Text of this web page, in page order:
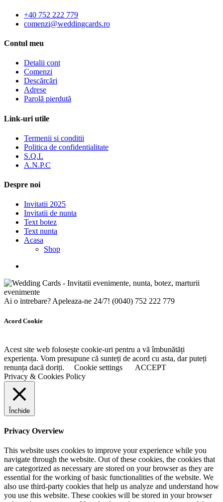
+40 752 222 779
comenzi@weddingcards.ro
Contul meu
Detalii cont
Comenzi
Descărcări
Adrese
Parolă pierdută
Link-uri utile
Termenii si conditii
Politica de confidentialitate
S.Q.L
A.N.P.C
Despre noi
Invitatii 2025
Invitatii de nunta
Text botez
Text nunta
Acasa
Shop
Ai o intrebare? Apeleaza-ne 24/7! (0040) 752 222 779
Acord Cookie
Acest site web folosește cookie-uri pentru a vă îmbunătăți
experiența. Vom presupune că sunteți de acord cu asta, dar puteți
renunța dacă doriți.
Cookie settings
ACCEPT
Privacy & Cookies Policy
Închide
Privacy Overview
This website uses cookies to improve your experience while you
navigate through the website. Out of these cookies, the cookies that
are categorized as necessary are stored on your browser as they are
essential for the working of basic functionalities of the website. We
also use third-party cookies that help us analyze and understand how
you use this website. These cookies will be stored in your browser